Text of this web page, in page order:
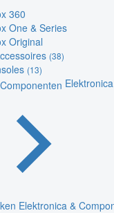
360
One & Series
Original
(38)
(13)
Elektronica &